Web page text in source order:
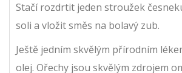
Stačí rozdrtit jeden stroužek
soli a vložit směs na bolavý zub.
Ještě jedním skvělým přírodním
olej. Ořechy jsou skvělým zdrojem